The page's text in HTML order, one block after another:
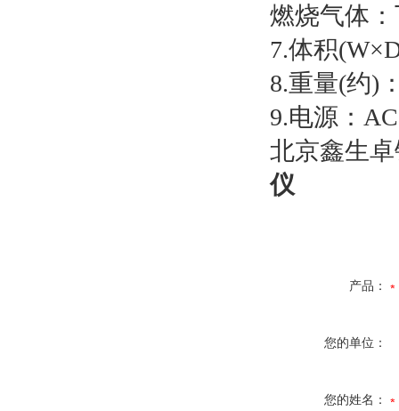
燃烧气体
7.体积
8.重量(约)
9.电源：
北京鑫生
仪
产品：
您的单位：
您的姓名：